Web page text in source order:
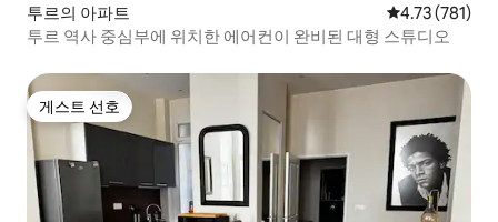
투르의 아파트 평점 4.73점(5
4.73 (781)
투르 역사 중심부에 위치한 에어컨이 완비된 대형 스튜디오
게스트 선호
게스트 선호